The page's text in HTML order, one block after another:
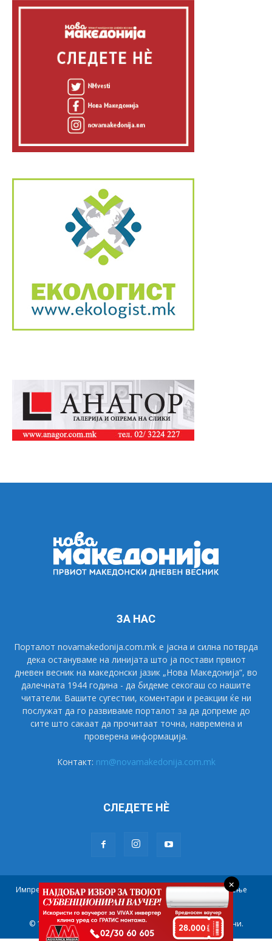
ЗА НАС
Порталот novamakedonija.com.mk е јасна и силна потврда
дека остануваме на линијата што ја постави првиот
дневен весник на македонски јазик „Нова Македонија“, во
далечната 1944 година - да бидеме секогаш со нашите
читатели. Вашите сугестии, коментари и реакции ќе ни
послужат да го развиваме порталот за да допреме до
сите што сакаат да прочитаат точна, навремена и
проверена информација.
Контакт: nm@novamakedonija.com.mk
СЛЕДЕТЕ НÈ
Импресум Маркетинг Претплата
Правила на користење
Контакт
© 1944 - 2021 НОВА МАКЕДОНИЈА. Сите права се задржани.
×